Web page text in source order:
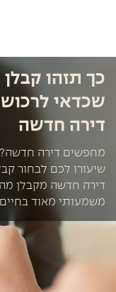
כך תזהו קבלן
שכדאי לרכוש
דירה חדשה
מחפשים דירה
שיעזרו לכם לבחור
דירה חדשה מקבלן
משמעותי מאוד